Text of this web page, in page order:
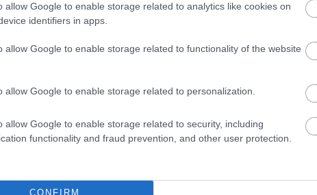
allow Google to enable storage related to analytics like cookies on
identifiers in apps.
allow Google to enable storage related to functionality of the website
allow Google to enable storage related to personalization.
allow Google to enable storage related to security, including
functionality and fraud prevention, and other user protection.
CONFIRM
szórakoztató volt
összetartó, jó példa erre, hogy az elhunyt színész